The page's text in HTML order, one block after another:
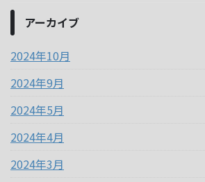
アーカイブ
2024年10月
2024年9月
2024年5月
2024年4月
2024年3月